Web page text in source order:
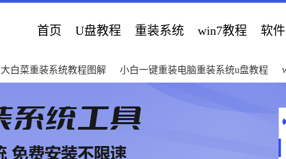
首页 U盘教程 重装系统 win7教程 软
大白菜重装系统教程图解 小白一键重装电脑重装系统u盘教程